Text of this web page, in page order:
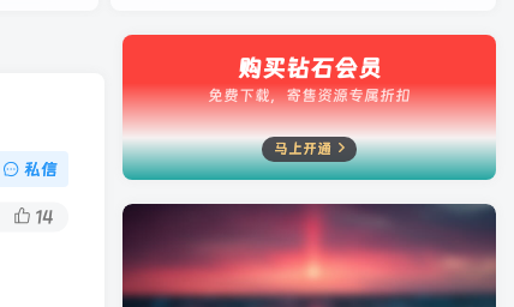
私信
14
购买钻石会员
免费下载，寄售资源专属折扣
马上开通